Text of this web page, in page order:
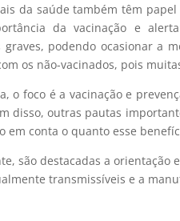
da saúde também têm
da vacinação e
graves, podendo ocasionar a
os não-vacinados, pois
o foco é a vacinação e
disso, outras pautas
em conta o quanto esse
são destacadas a
transmissíveis e a